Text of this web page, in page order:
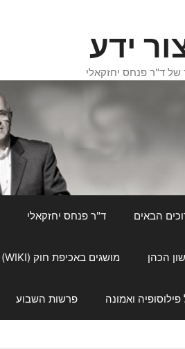
ידע
ד"ר פנחס יחזקאלי
הבאים ד"ר פנחס יחזקאלי
הכהן מושגים באכיפת חוק (WIKI)
פילוסופיה ואמונה פרשות השבוע